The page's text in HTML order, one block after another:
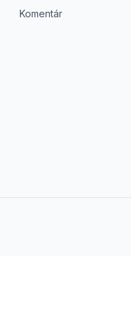
Komentár